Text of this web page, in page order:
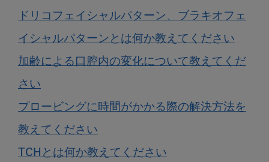
ドリコフェイシャルパターン、ブラキオフェ
イシャルパターンとは何か教えてください
加齢による口腔内の変化について教えてくだ
さい
プロービングに時間がかかる際の解決方法を
教えてください
TCHとは何か教えてください